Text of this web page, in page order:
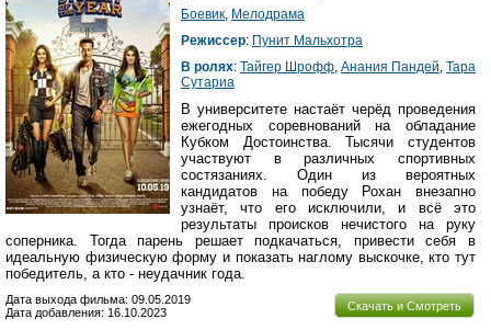
Боевик Мелодрама
Режиссер: Пунит Мальхотра
В ролях: Тайгер Шрофф Анания Пандей Тара
Сутариа
В университете настаёт черёд проведения
ежегодных соревнований на обладание
Кубком Достоинства. Тысячи студентов
участвуют в различных спортивных
состязаниях. Один из вероятных
кандидатов на победу Рохан внезапно
узнаёт, что его исключили, и всё это
результаты происков нечистого на руку
соперника. Тогда парень решает подкачаться, привести себя в
идеальную физическую форму и показать наглому выскочке, кто тут
победитель, а кто - неудачник года.
Скачать и Смотреть
Дата выхода фильма: 09.05.2019
Дата добавления: 16.10.2023